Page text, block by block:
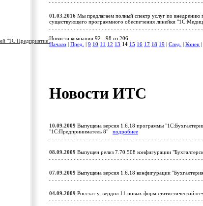
"1С:Предприятие"
01.03.2016 Мы предлагаем полный спектр услуг по
существующего программного обеспечения линейки
Новости компании 92 - 98 из 206
Начало
Пред. 9 10 11 12 13 14 15 16 17 18 19 След. Конец
Новости ИТС
10.09.2009 Выпущена версия 1.6.18 программы
"1С:Предприниматель 8" подробнее
08.09.2009 Выпущен релиз 7.70.508 конфигурации
07.09.2009 Выпущена версия 1.6.18 конфигурации
04.09.2009 Росстат утвердил 11 новых форм статистической